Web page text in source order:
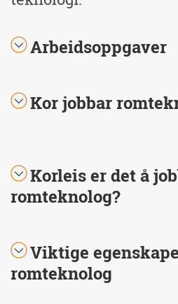
Arbeidsoppgaver
Kor jobbar
Korleis er det å
romteknolog?
Viktige
romteknolog